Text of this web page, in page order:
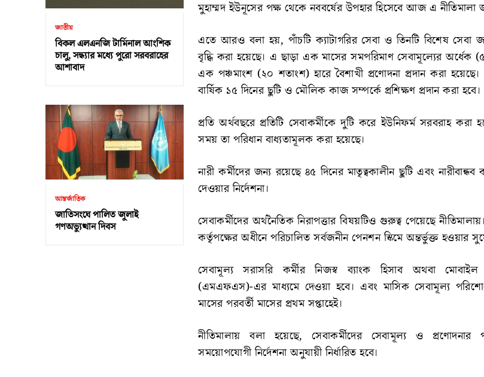
জাতীয়
বিকল এলএনজি টার্মিনাল আংশিক
চালু, সন্ধ্যার মধ্যে পুরো সরবরাহের
আশাবাদ
আন্তর্জাতিক
জাতিসংঘে পালিত জুলাই
গণঅভ্যুত্থান দিবস
মুহাম্মদ ইউনূসের পক্ষ থেকে নববর্ষের উপহার হিসেবে আজ এ নীতিমালা
এতে আরও বলা হয়, পাঁচটি ক্যাটাগরির সেবা ও তিনটি বিশেষ সেবা
বৃদ্ধি করা হয়েছে। এ ছাড়া এক মাসের সমপরিমাণ সেবামূল্যের অর্ধেক
এক পঞ্চমাংশ (২০ শতাংশ) হারে বৈশাখী প্রণোদনা প্রদান করা হয়েছে।
বার্ষিক ১৫ দিনের ছুটি ও মৌলিক কাজ সম্পর্কে প্রশিক্ষণ প্রদান করা হবে।
প্রতি অর্থবছরে প্রতিটি সেবাকর্মীকে দুটি করে ইউনিফর্ম সরবরাহ করা
সময় তা পরিধান বাধ্যতামূলক করা হয়েছে।
নারী কর্মীদের জন্য রয়েছে ৪৫ দিনের মাতৃত্বকালীন ছুটি এবং নারীবান্ধব
দেওয়ার নির্দেশনা।
সেবাকর্মীদের অর্থনৈতিক নিরাপত্তার বিষয়টিও গুরুত্ব পেয়েছে
কর্তৃপক্ষের অধীনে পরিচালিত সর্বজনীন পেনশন স্কিমে অন্তর্ভুক্ত হওয়ার
সেবামূল্য সরাসরি কর্মীর নিজস্ব ব্যাংক হিসাব অথবা মোবাইল
(এমএফএস)-এর মাধ্যমে দেওয়া হবে। এবং মাসিক সেবামূল্য
মাসের পরবর্তী মাসের প্রথম সপ্তাহেই।
নীতিমালায় বলা হয়েছে, সেবাকর্মীদের সেবামূল্য ও প্রণোদনার
সময়োপযোগী নির্দেশনা অনুযায়ী নির্ধারিত হবে।